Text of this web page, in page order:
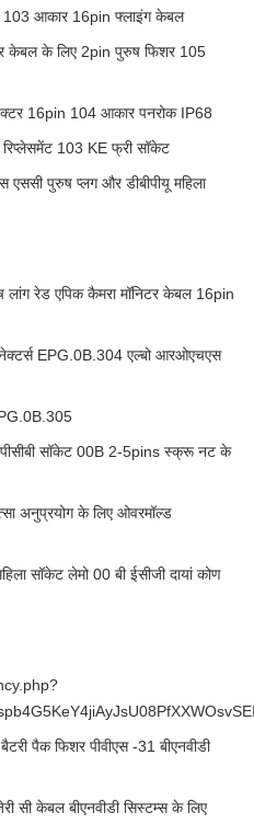
आकार 16pin फ्लाइंग केबल
केबल के लिए 2pin पुरुष फिशर 105
16pin 104 आकार पनरोक IP68
103 KE फ्री सॉकेट
पुरुष प्लग और डीबीपीयू महिला
रेड एपिक कैमरा मॉनिटर केबल 16pin
EPG.0B.304 एल्बो आरओएचएस
सॉकेट 00B 2-5pins स्क्रू नट के
अनुप्रयोग के लिए ओवरमॉल्ड
सॉकेट लेमो 00 बी ईसीजी दायां कोण
पैक फिशर पीवीएस -31 बीएनवीडी
सी केबल बीएनवीडी सिस्टम्स के लिए